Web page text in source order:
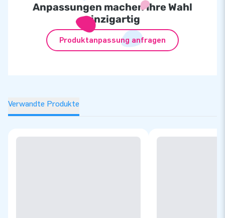
Anpassungen machen Ihre Wahl
einzigartig
Produktanpassung anfragen
Verwandte Produkte